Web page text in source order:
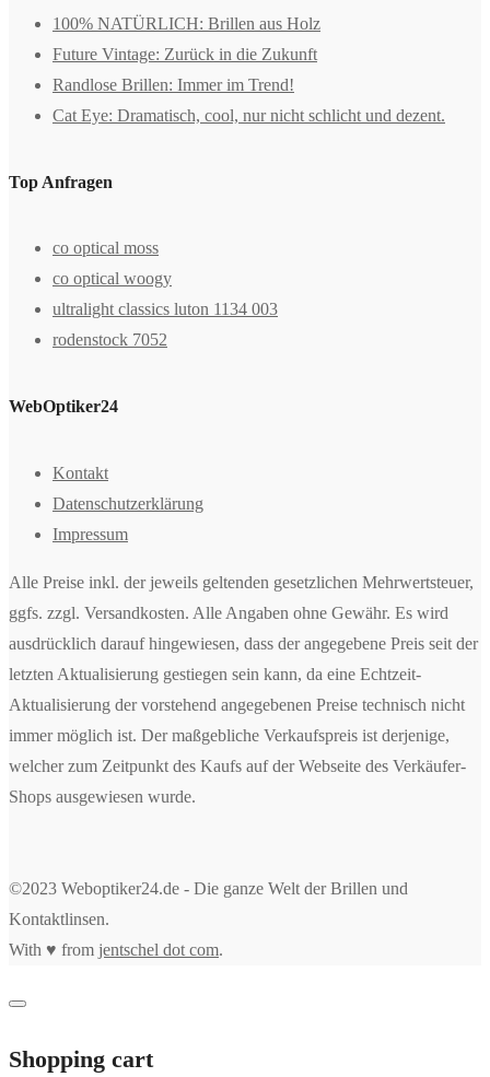
100% NATÜRLICH: Brillen aus Holz
Future Vintage: Zurück in die Zukunft
Randlose Brillen: Immer im Trend!
Cat Eye: Dramatisch, cool, nur nicht schlicht und dezent.
Top Anfragen
co optical moss
co optical woogy
ultralight classics luton 1134 003
rodenstock 7052
WebOptiker24
Kontakt
Datenschutzerklärung
Impressum
Alle Preise inkl. der jeweils geltenden gesetzlichen Mehrwertsteuer,
ggfs. zzgl. Versandkosten. Alle Angaben ohne Gewähr. Es wird
ausdrücklich darauf hingewiesen, dass der angegebene Preis seit der
letzten Aktualisierung gestiegen sein kann, da eine Echtzeit-
Aktualisierung der vorstehend angegebenen Preise technisch nicht
immer möglich ist. Der maßgebliche Verkaufspreis ist derjenige,
welcher zum Zeitpunkt des Kaufs auf der Webseite des Verkäufer-
Shops ausgewiesen wurde.
©2023 Weboptiker24.de - Die ganze Welt der Brillen und
Kontaktlinsen.
With ♥ from jentschel dot com.
Shopping cart